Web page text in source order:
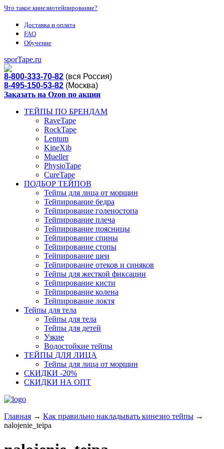
Что такое кинезиотейпирование?
Доставка и оплата
FAQ
Обучение
sporTape.ru
8-800-333-70-82 (вся Россия)
8-495-150-53-82 (Москва)
Заказать на Ozon по акции
ТЕЙПЫ ПО БРЕНДАМ
RaveTape
RockTape
Lentum
KineXib
Mueller
PhysioTape
CureTape
ПОДБОР ТЕЙПОВ
Тейпы для лица от морщин
Тейпирование бедра
Тейпирование голеностопа
Тейпирование плеча
Тейпирование поясницы
Тейпирование спины
Тейпирование стопы
Тейпирование шеи
Тейпирование отеков и синяков
Тейпы для жесткой фиксации
Тейпирование кисти
Тейпирование колена
Тейпирование локтя
Тейпы для тела
Тейпы для тела
Тейпы для детей
Узкие
Водостойкие тейпы
ТЕЙПЫ ДЛЯ ЛИЦА
Тейпы для лица от морщин
СКИДКИ -20%
СКИДКИ НА ОПТ
Главная → Как правильно накладывать кинезио тейпы →
nalojenie_teipa